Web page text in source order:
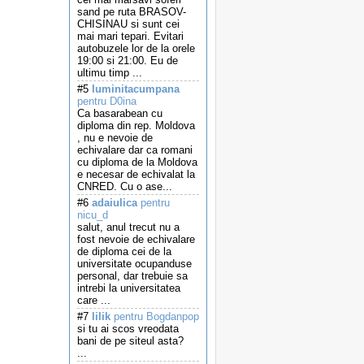
sand pe ruta BRASOV-
CHISINAU si sunt cei
mai mari tepari. Evitari
autobuzele lor de la orele
19:00 si 21:00. Eu de
ultimu timp ...
#5 luminitacumpana
pentru D0ina
Ca basarabean cu
diploma din rep. Moldova
, nu e nevoie de
echivalare dar ca romani
cu diploma de la Moldova
e necesar de echivalat la
CNRED. Cu o ase...
#6 adaiulicapentru
nicu_d
salut, anul trecut nu a
fost nevoie de echivalare
de diploma cei de la
universitate ocupanduse
personal, dar trebuie sa
intrebi la universitatea
care ...
#7 lilik pentru Bogdanpop
si tu ai scos vreodata
bani de pe siteul asta?
...